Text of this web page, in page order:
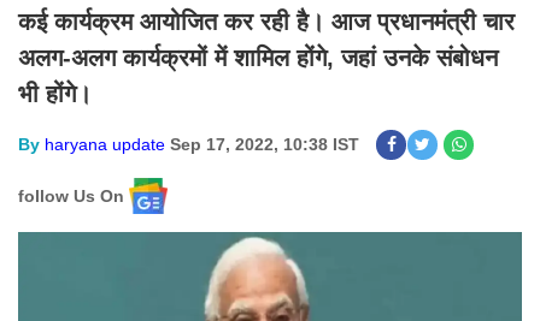
कई कार्यक्रम आयोजित कर रही है। आज प्रधानमंत्री चार
अलग-अलग कार्यक्रमों में शामिल होंगे, जहां उनके संबोधन
भी होंगे।
By haryana update Sep 17, 2022, 10:38 IST
follow Us On